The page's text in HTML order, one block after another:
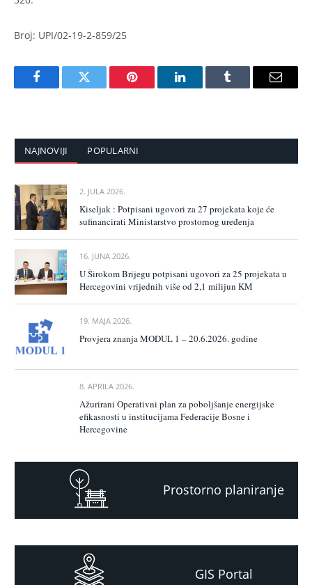
Broj: UPI/02-19-2-859/25
FacebookTwitter Pinterest LinkedInTumblr Email
NAJNOVIJI POPULARNI
2. JULA 2026.
Kiseljak : Potpisani ugovori za 27 projekata koje će
sufinancirati Ministarstvo prostornog uređenja
16. JUNA 2026.
U Širokom Brijegu potpisani ugovori za 25 projekata u
Hercegovini vrijednih više od 2,1 milijun KM
19. MAJA 2026.
Provjera znanja MODUL 1 – 20.6.2026. godine
8. APRILA 2026.
Ažurirani Operativni plan za poboljšanje energijske
efikasnosti u institucijama Federacije Bosne i
Hercegovine
Prostorno planiranje
GIS Portal